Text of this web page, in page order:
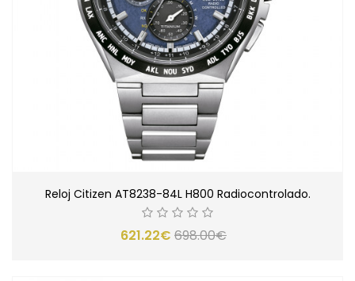
Reloj Citizen AT8238-84L H800 Radiocontrolado.
621.22€ 698.00€